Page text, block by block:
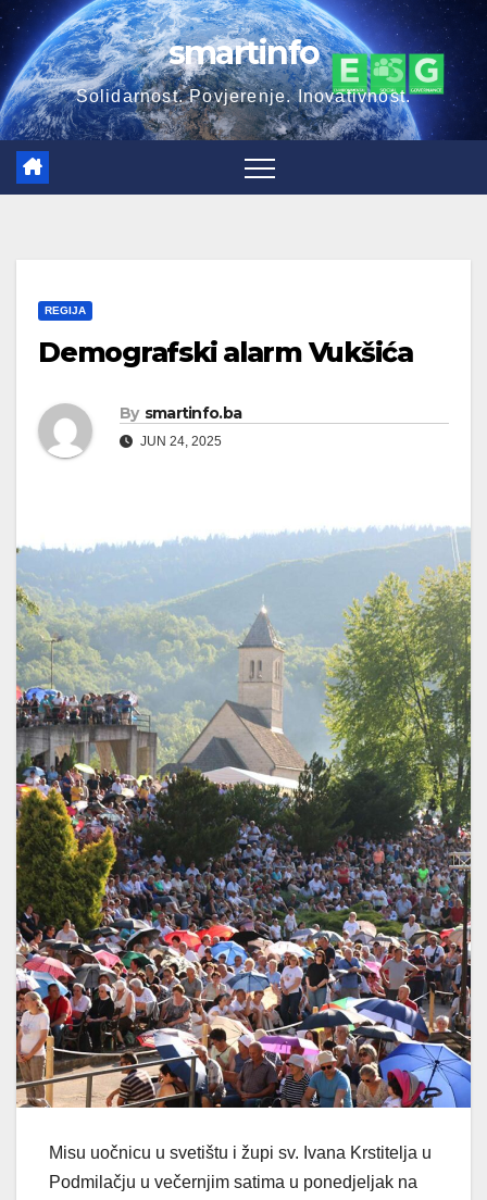
Skip
to
content
smartinfo
Solidarnost. Povjerenje. Inovativnost.
REGIJA
Demografski alarm Vukšića
By smartinfo.ba
JUN 24, 2025
Misu uočnicu u svetištu i župi sv. Ivana Krstitelja u
Podmilačju u večernjim satima u ponedjeljak na